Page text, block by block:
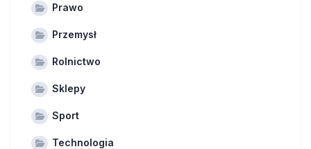
Prawo
Przemysł
Rolnictwo
Sklepy
Sport
Technologia